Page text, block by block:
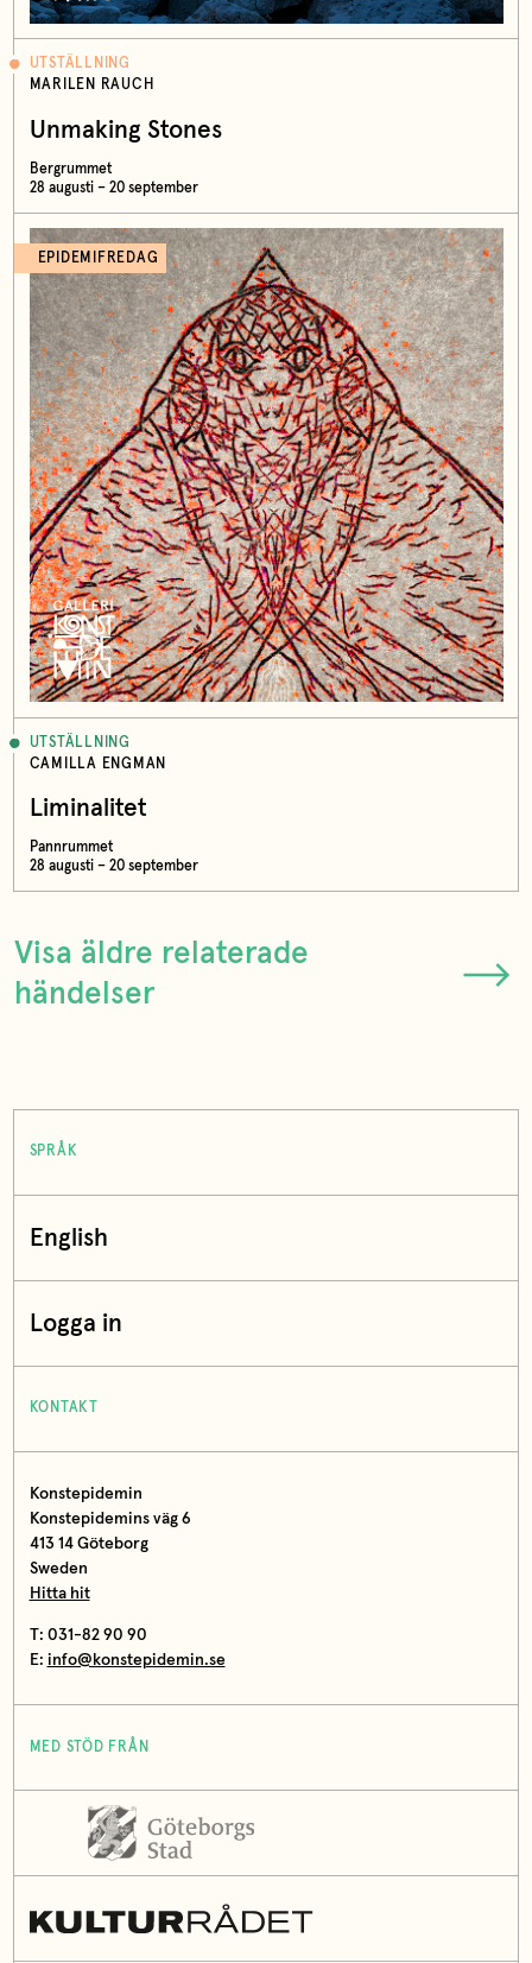
UTSTÄLLNING
MARILEN RAUCH
Unmaking Stones
Bergrummet
28 augusti – 20 september
EPIDEMIFREDAG
UTSTÄLLNING
CAMILLA ENGMAN
Liminalitet
Pannrummet
28 augusti – 20 september
Visa äldre relaterade
händelser
SPRÅK
English
Logga in
KONTAKT
Konstepidemin
Konstepidemins väg 6
413 14 Göteborg
Sweden
Hitta hit
T: 031-82 90 90
E: info@konstepidemin.se
MED STÖD FRÅN